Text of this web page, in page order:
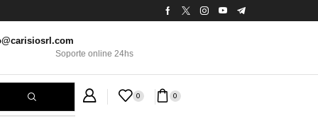
Soporte online 24hs
0 0